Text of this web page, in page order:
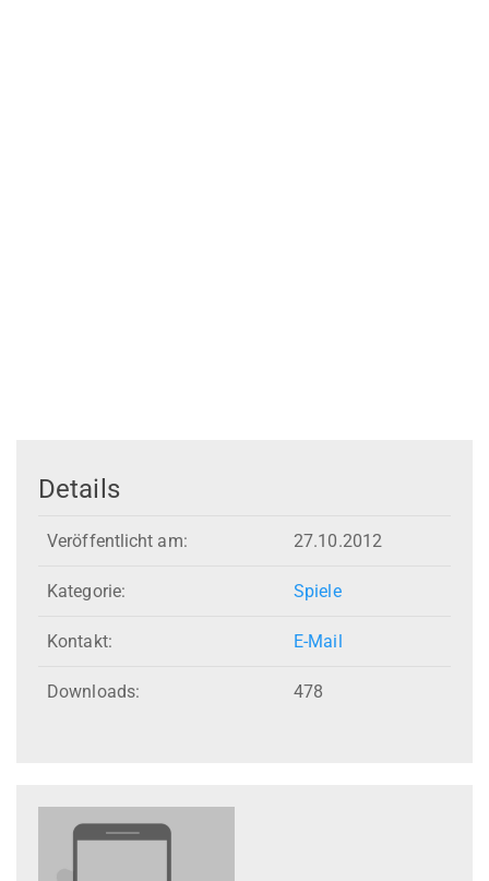
Details
Veröffentlicht am: 27.10.2012
Kategorie: Spiele
Kontakt: E-Mail
Downloads: 478